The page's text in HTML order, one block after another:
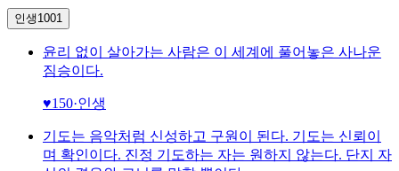
인생1001
윤리 없이 살아가는 사람은 이 세계에 풀어놓은 사나운
짐승이다.
♥150·인생
기도는 음악처럼 신성하고 구원이 된다. 기도는 신뢰이
며 확인이다. 진정 기도하는 자는 원하지 않는다. 단지 자